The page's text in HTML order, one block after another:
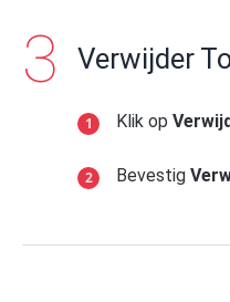
Verwijder
Klik op
Bevestig